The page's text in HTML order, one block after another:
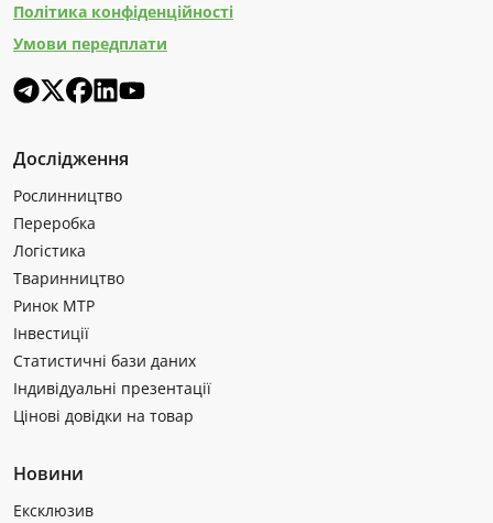
Політика конфіденційності
Умови передплати
Дослідження
Рослинництво
Переробка
Логістика
Тваринництво
Ринок МТР
Інвестиції
Статистичні бази даних
Індивідуальні презентації
Цінові довідки на товар
Новини
Ексклюзив